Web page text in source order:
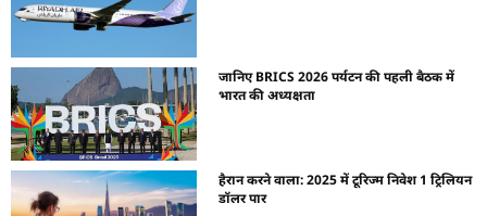
जानिए BRICS 2026 पर्यटन की पहली बैठक में
भारत की अध्यक्षता
हैरान करने वाला: 2025 में टूरिज्म निवेश 1 ट्रिलियन
डॉलर पार